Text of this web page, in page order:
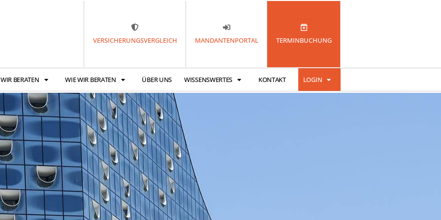
VERSICHERUNGSVERGLEICH MANDANTENPORTAL TERMINBUCHUNG
BERATEN WIE WIR BERATEN ÜBER UNS WISSENSWERTES KONTAKT LOGIN